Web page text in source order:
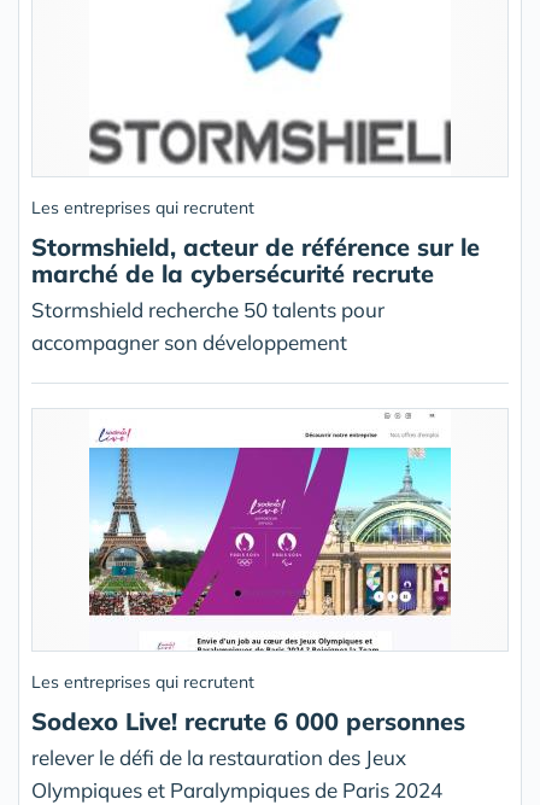
Les entreprises qui recrutent
Stormshield, acteur de référence sur le
marché de la cybersécurité recrute
Stormshield recherche 50 talents pour
accompagner son développement
Les entreprises qui recrutent
Sodexo Live! recrute 6 000 personnes
relever le défi de la restauration des Jeux
Olympiques et Paralympiques de Paris 2024